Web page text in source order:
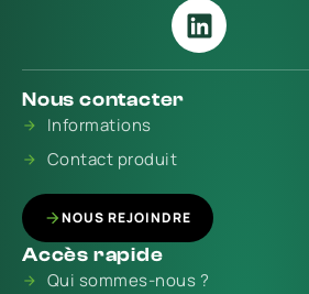
Nous contacter
Informations
Contact produit
NOUS REJOINDRE
Accès rapide
Qui sommes-nous ?